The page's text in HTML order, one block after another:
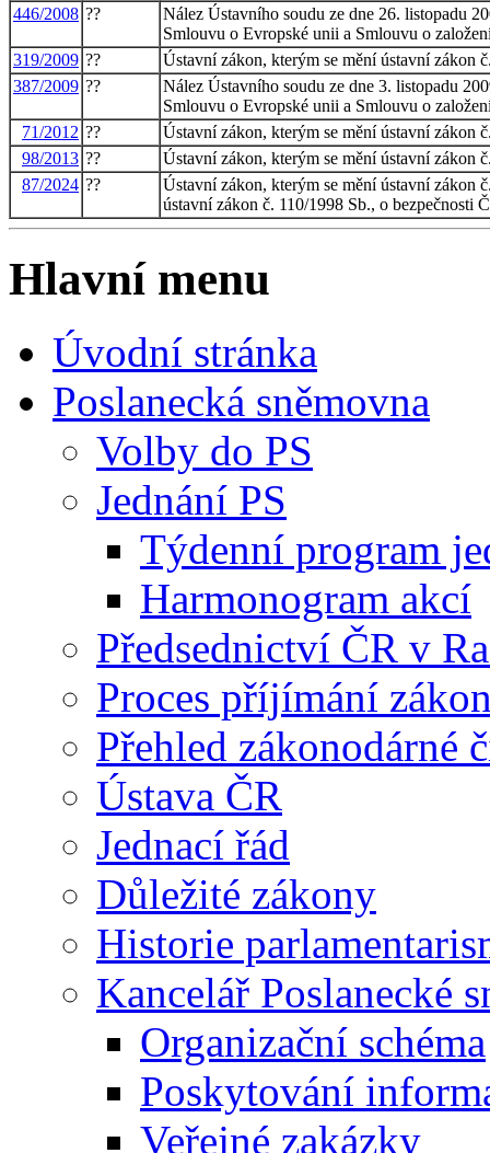
446/2008 ??
Nález Ústavního soudu ze dne 26. listopadu
Smlouvu o Evropské unii a Smlouvu o
319/2009 ??
Ústavní zákon, kterým se mění ústavní zákon
387/2009 ??
Nález Ústavního soudu ze dne 3. listopadu
Smlouvu o Evropské unii a Smlouvu o
71/2012 ??
Ústavní zákon, kterým se mění ústavní zákon
98/2013 ??
Ústavní zákon, kterým se mění ústavní zákon
87/2024 ??
Ústavní zákon, kterým se mění ústavní zákon
ústavní zákon č. 110/1998 Sb., o bezpečnosti
Hlavní menu
Úvodní stránka
Poslanecká sněmovna
Volby do PS
Jednání PS
Týdenní program
Harmonogram akcí
Předsednictví ČR v
Proces příjímání
Přehled zákonodárné
Ústava ČR
Jednací řád
Důležité zákony
Historie
Kancelář Poslanecké
Organizační schéma
Poskytování
Veřejné zakázky